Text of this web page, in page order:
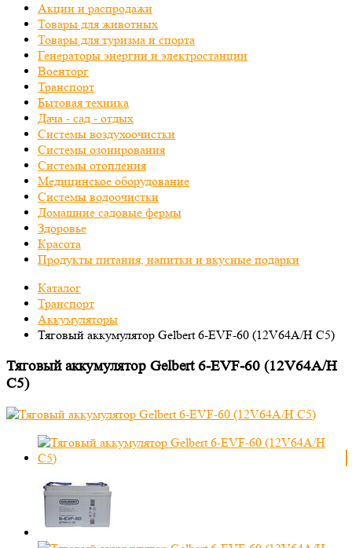
Акции и распродажи
Товары для животных
Товары для туризма и спорта
Генераторы энергии и электростанции
Военторг
Транспорт
Бытовая техника
Дача - сад - отдых
Системы воздухоочистки
Системы озонирования
Системы отопления
Медицинское оборудование
Системы водоочистки
Домашние садовые фермы
Здоровье
Красота
Продукты питания, напитки и вкусные подарки
Каталог
Транспорт
Аккумуляторы
Тяговый аккумулятор Gelbert 6-EVF-60 (12V64A/H C5)
Тяговый аккумулятор Gelbert 6-EVF-60 (12V64A/H
C5)